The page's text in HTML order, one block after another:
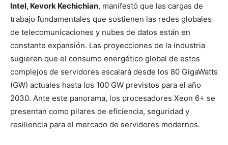
Intel, Kevork Kechichian, manifestó que las cargas de
trabajo fundamentales que sostienen las redes globales
de telecomunicaciones y nubes de datos están en
constante expansión. Las proyecciones de la industria
sugieren que el consumo energético global de estos
complejos de servidores escalará desde los 80 GigaWatts
(GW) actuales hasta los 100 GW previstos para el año
2030. Ante este panorama, los procesadores Xeon 6+ se
presentan como pilares de eficiencia, seguridad y
resiliencia para el mercado de servidores modernos.